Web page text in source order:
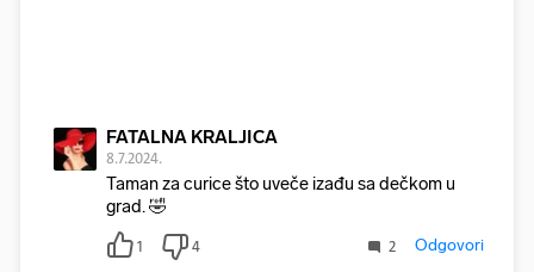
FATALNA KRALJICA
8.7.2024.
Taman za curice što uveče izađu sa dečkom u
grad. 🤣
1 4 2 Odgovori